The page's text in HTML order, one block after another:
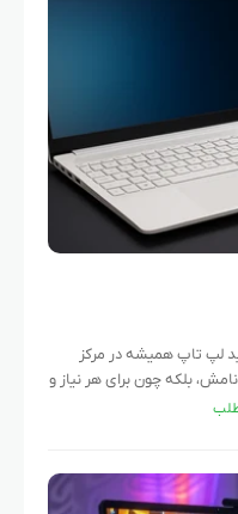
لپ‌ تاپ همیشه در مرکز
بلکه چون برای هر نیاز و